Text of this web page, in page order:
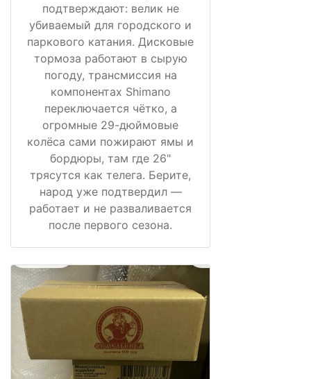
подтверждают: велик не
убиваемый для городского и
паркового катания. Дисковые
тормоза работают в сырую
погоду, трансмиссия на
компонентах Shimano
переключается чётко, а
огромные 29-дюймовые
колёса сами пожирают ямы и
бордюры, там где 26"
трясутся как телега. Берите,
народ уже подтвердил —
работает и не разваливается
после первого сезона.